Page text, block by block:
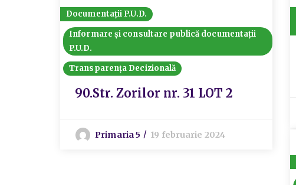
Documentații P.U.D.
Informare și consultare publică documentații
P.U.D.
Transparența Decizională
90.Str. Zorilor nr. 31 LOT 2
Primaria 5 19 februarie 2024